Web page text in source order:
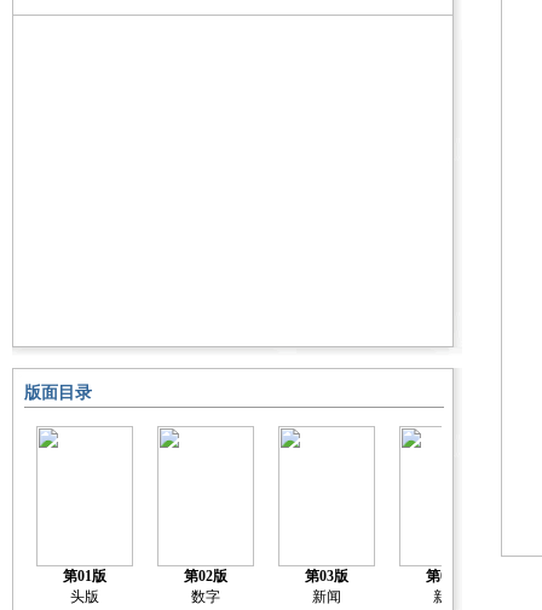
版面目录
第01版
头版
第02版
数字
第03版
新闻
第04版
新闻